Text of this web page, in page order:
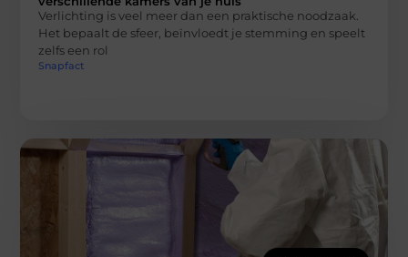
Verlichting is veel meer dan een praktische noodzaak.
Het bepaalt de sfeer, beïnvloedt je stemming en speelt
zelfs een rol
Snapfact